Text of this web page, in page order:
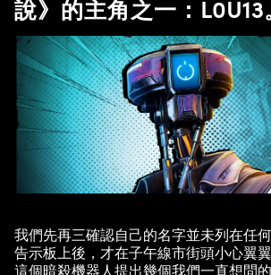
說》的主角之一：L0U13。
我們先再三確認自己的名字並未列在任
告示板上後，才在子午線市街頭小心翼
這個暗殺機器人提出幾個我們一直想問的